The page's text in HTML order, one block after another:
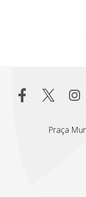
Praça